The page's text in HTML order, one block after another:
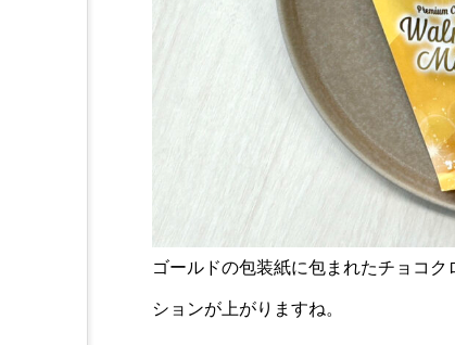
ゴールドの包装紙に包まれたチョコ
ションが上がりますね。